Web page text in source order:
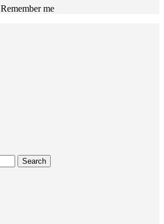
Remember me
Search